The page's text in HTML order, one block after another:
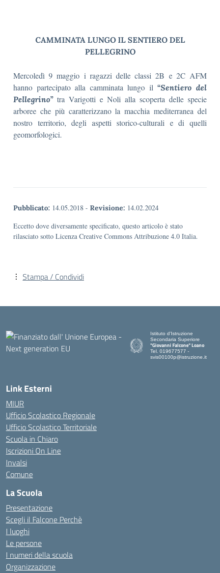
CAMMINATA LUNGO IL SENTIERO DEL
PELLEGRINO
Mercoledì 9 maggio i ragazzi delle classi 2B e 2C AFM
hanno partecipato alla camminata lungo il“Sentiero del
Pellegrino”tra Varigotti e Noli alla scoperta delle specie
arboree che più caratterizzano la macchia mediterranea del
nostro territorio, degli aspetti storico-culturali e di quelli
geomorfologici.
Pubblicato: 14.05.2018 - Revisione: 14.02.2024
Eccetto dove diversamente specificato, questo articolo è stato
rilasciato sotto Licenza Creative Commons Attribuzione 4.0 Italia.
Stampa / Condividi
Istituto d'Istruzione
Secondaria Superiore
"Giovanni Falcone" Loano
Tel. 019677577 -
svis00100p@istruzione.it
Link Esterni
MIUR
Ufficio Scolastico Regionale
Ufficio Scolastico Territoriale
Scuola in Chiaro
Iscrizioni On Line
Invalsi
Comune
La Scuola
Presentazione
Scegli il Falcone Perchè
I luoghi
Le persone
I numeri della scuola
Organizzazione